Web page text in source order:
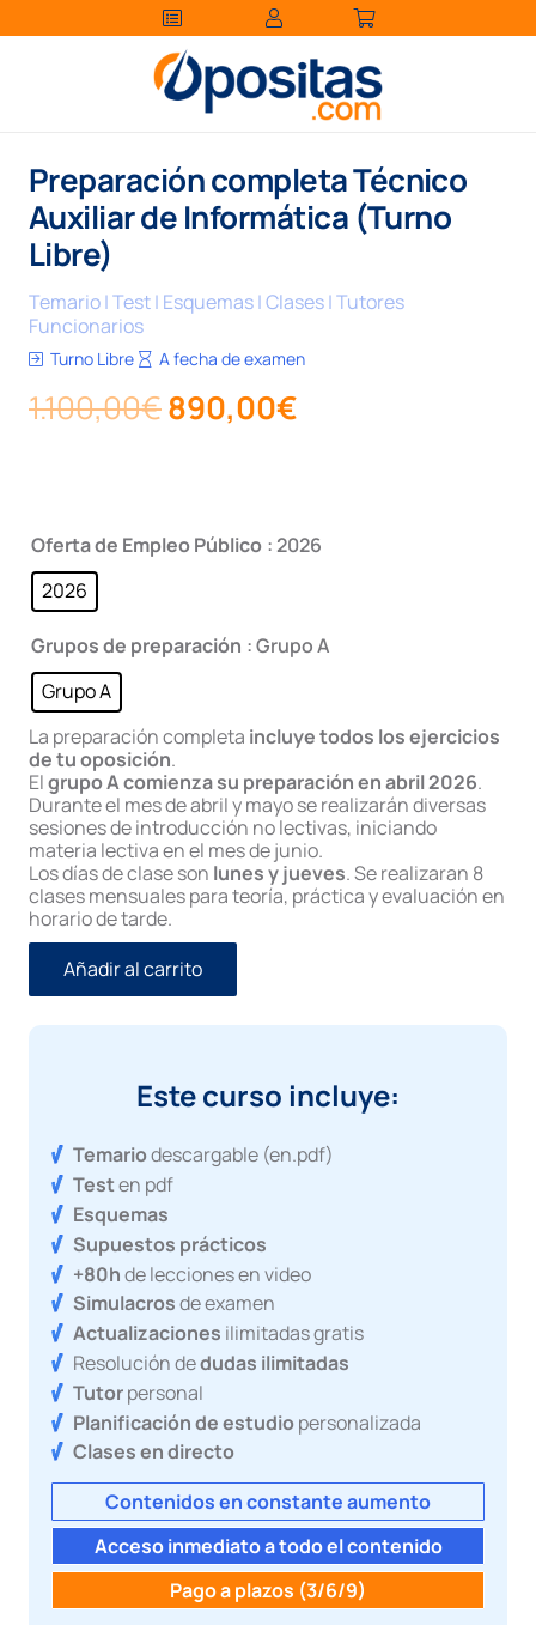
Preparación completa Técnico
Auxiliar de Informática (Turno
Libre)
Temario | Test | Esquemas | Clases | Tutores
Funcionarios
Turno Libre A fecha de examen
1.100,00€El
1.100,00€.
890,00€
890,00€.
Oferta de Empleo Público : 2026
2026
Grupos de preparación : Grupo A
Grupo A
La preparación completa incluye todos los ejercicios
de tu oposición.
Elgrupo A comienza su preparación en abril 2026.
Durante el mes de abril y mayo se realizarán diversas
sesiones de introducción no lectivas, iniciando
materia lectiva en el mes de junio.
Los días de clase son lunes y jueves. Se realizaran 8
clases mensuales para teoría, práctica y evaluación en
horario de tarde.
Añadir al carrito
Este curso incluye:
Temariodescargable (en.pdf)
Testen pdf
Esquemas
Supuestos prácticos
+80hde lecciones en video
Simulacrosde examen
Actualizaciones ilimitadas gratis
Resolución dedudas ilimitadas
Tutorpersonal
Planificación de estudiopersonalizada
Clases en directo
Contenidos en constante aumento
Acceso inmediato a todo el contenido
Pago a plazos (3/6/9)